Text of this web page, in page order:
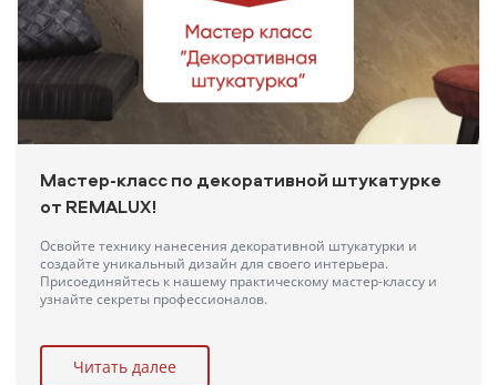
Мастер-класс по декоративной штукатурке
от REMALUX!
Освойте технику нанесения декоративной штукатурки и
создайте уникальный дизайн для своего интерьера.
Присоединяйтесь к нашему практическому мастер-классу и
узнайте секреты профессионалов.
Читать далее